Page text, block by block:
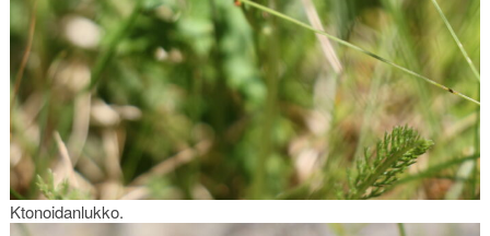
Ktonoidanlukko.